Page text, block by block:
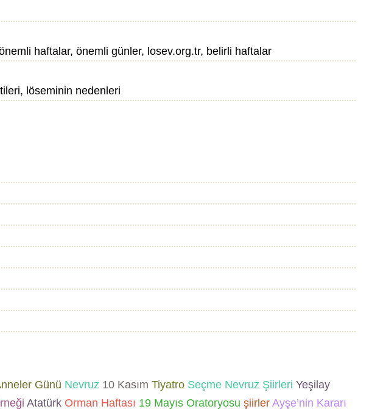
haftalar, önemli günler, losev.org.tr, belirli haftalar
löseminin nedenleri
Günü Nevruz 10 Kasım TiyatroSeçme Nevruz Şiirleri Yeşilay
AtatürkOrman Haftası 19 Mayıs Oratoryosu şiirlerAyşe’nin Kararı